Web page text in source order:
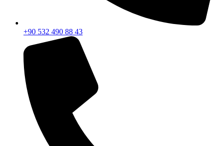
+90 532 490 88 43